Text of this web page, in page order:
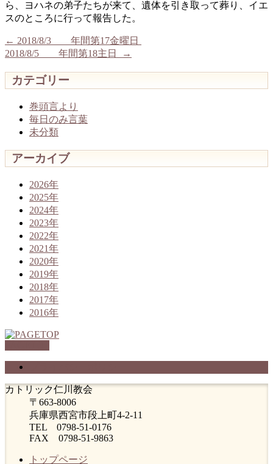
ら、ヨハネの弟子たちが来て、遺体を引き取って葬り、イエ
スのところに行って報告した。
← 2018/8/3 年間第17金曜日
2018/8/5 年間第18主日
→
カテゴリー
巻頭言より
毎日のみ言葉
未分類
アーカイブ
2026年
2025年
2024年
2023年
2022年
2021年
2020年
2019年
2018年
2017年
2016年
カトリック仁川教会
〒663-8006
兵庫県西宮市段上町4-2-11
TEL 0798-51-0176
FAX 0798-51-9863
トップページ